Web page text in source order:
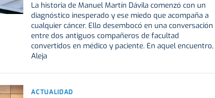
La historia de Manuel Martín Dávila comenzó con un
diagnóstico inesperado y ese miedo que acompaña a
cualquier cáncer. Ello desembocó en una conversación
entre dos antiguos compañeros de facultad
convertidos en médico y paciente. En aquel encuentro,
Aleja
ACTUALIDAD